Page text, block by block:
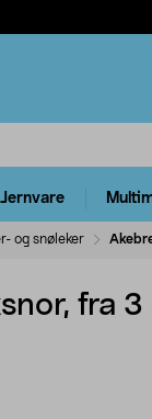
Jernvare
og snøleker
fra 3